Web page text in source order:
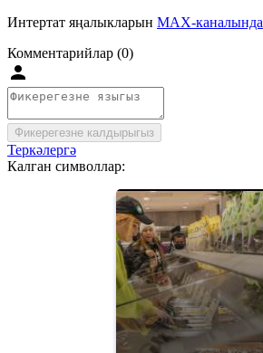
Интертат яңалыкларын MAX-каналында
Комментарийлар (0)
Фикерегезне калдырыгыз
Теркәлергә
Калган символлар: